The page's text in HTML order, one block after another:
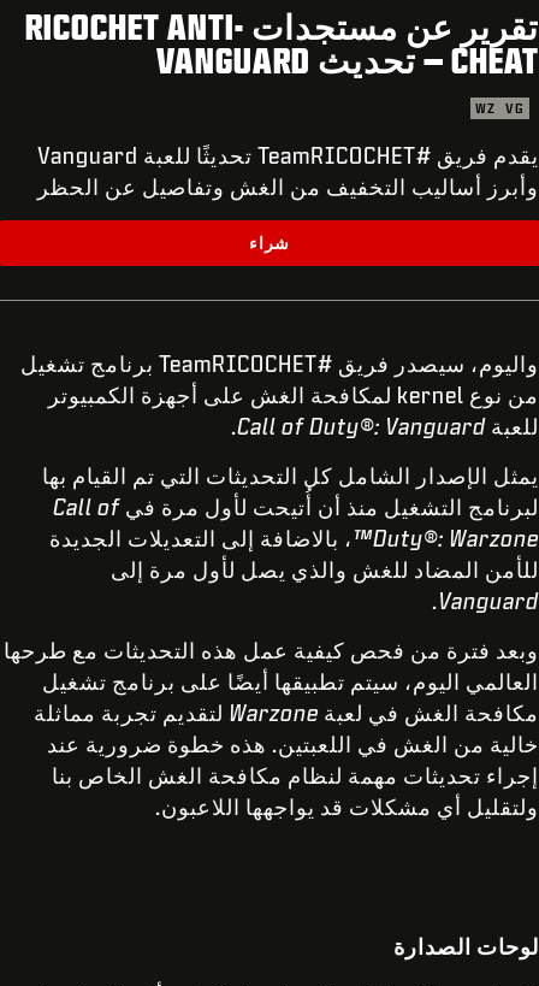
XBOX GAME PASS
تسجيل الدخول
تقرير عن مستجدات RICOCHET ANTI-
CHEAT – تحديث VANGUARD
VG
WZ
يقدم فريق #TeamRICOCHET تحديثًا للعبة Vanguard
وأبرز أساليب التخفيف من الغش وتفاصيل عن الحظر
شراء
واليوم، سيصدر فريق #TeamRICOCHET برنامج تشغيل
من نوع kernel لمكافحة الغش على أجهزة الكمبيوتر
للعبة Call of Duty®: Vanguard
.
يمثل الإصدار الشامل كل التحديثات التي تم القيام بها
لبرنامج التشغيل منذ أن أُتيحت لأول مرة في Call of
Duty®: Warzone™
، بالاضافة إلى التعديلات الجديدة
للأمن المضاد للغش والذي يصل لأول مرة إلى
Vanguard
.
وبعد فترة من فحص كيفية عمل هذه التحديثات مع طرحها
العالمي اليوم، سيتم تطبيقها أيضًا على برنامج تشغيل
مكافحة الغش في لعبة Warzone لتقديم تجربة مماثلة
خالية من الغش في اللعبتين. هذه خطوة ضرورية عند
إجراء تحديثات مهمة لنظام مكافحة الغش الخاص بنا
ولتقليل أي مشكلات قد يواجهها اللاعبون.
لوحات الصدارة